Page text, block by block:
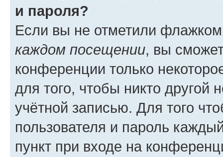
и пароля?
Если вы не отметили
каждом посещении, вы
конференции только
для того, чтобы никто другой
учётной записью. Для того
пользователя и пароль
пункт при входе на